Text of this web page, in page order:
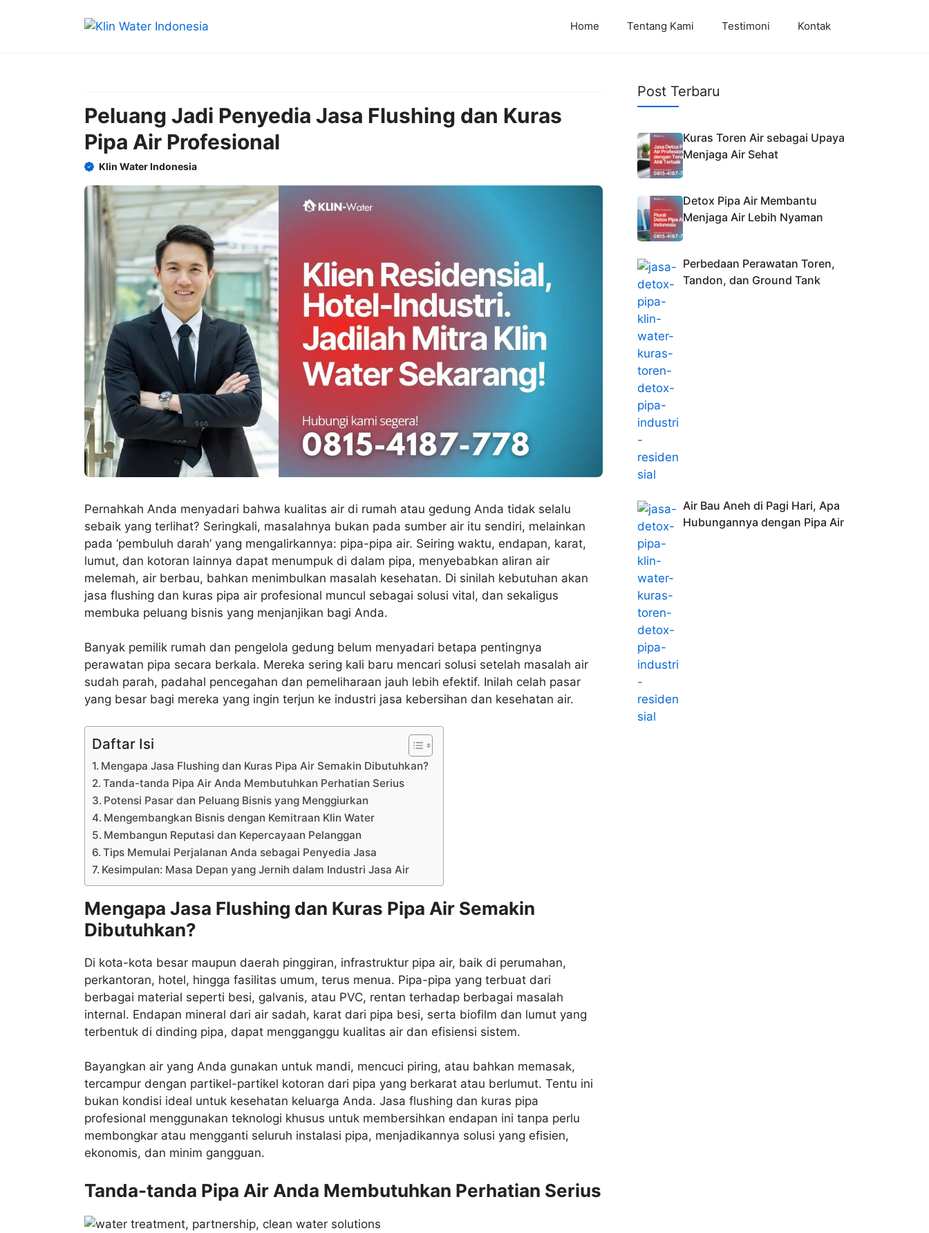
Home Tentang Kami Testimoni Kontak
Peluang Jadi Penyedia Jasa Flushing dan Kuras
Pipa Air Profesional
Klin Water Indonesia
Pernahkah Anda menyadari bahwa kualitas air di rumah atau gedung Anda tidak selalu
sebaik yang terlihat? Seringkali, masalahnya bukan pada sumber air itu sendiri, melainkan
pada ‘pembuluh darah’ yang mengalirkannya: pipa-pipa air. Seiring waktu, endapan, karat,
lumut, dan kotoran lainnya dapat menumpuk di dalam pipa, menyebabkan aliran air
melemah, air berbau, bahkan menimbulkan masalah kesehatan. Di sinilah kebutuhan akan
jasa flushing dan kuras pipa air profesional muncul sebagai solusi vital, dan sekaligus
membuka peluang bisnis yang menjanjikan bagi Anda.
Banyak pemilik rumah dan pengelola gedung belum menyadari betapa pentingnya
perawatan pipa secara berkala. Mereka sering kali baru mencari solusi setelah masalah air
sudah parah, padahal pencegahan dan pemeliharaan jauh lebih efektif. Inilah celah pasar
yang besar bagi mereka yang ingin terjun ke industri jasa kebersihan dan kesehatan air.
Daftar Isi
Mengapa Jasa Flushing dan Kuras Pipa Air Semakin Dibutuhkan?
Tanda-tanda Pipa Air Anda Membutuhkan Perhatian Serius
Potensi Pasar dan Peluang Bisnis yang Menggiurkan
Mengembangkan Bisnis dengan Kemitraan Klin Water
Membangun Reputasi dan Kepercayaan Pelanggan
Tips Memulai Perjalanan Anda sebagai Penyedia Jasa
Kesimpulan: Masa Depan yang Jernih dalam Industri Jasa Air
Mengapa Jasa Flushing dan Kuras Pipa Air Semakin
Dibutuhkan?
Di kota-kota besar maupun daerah pinggiran, infrastruktur pipa air, baik di perumahan,
perkantoran, hotel, hingga fasilitas umum, terus menua. Pipa-pipa yang terbuat dari
berbagai material seperti besi, galvanis, atau PVC, rentan terhadap berbagai masalah
internal. Endapan mineral dari air sadah, karat dari pipa besi, serta biofilm dan lumut yang
terbentuk di dinding pipa, dapat mengganggu kualitas air dan efisiensi sistem.
Bayangkan air yang Anda gunakan untuk mandi, mencuci piring, atau bahkan memasak,
tercampur dengan partikel-partikel kotoran dari pipa yang berkarat atau berlumut. Tentu ini
bukan kondisi ideal untuk kesehatan keluarga Anda. Jasa flushing dan kuras pipa
profesional menggunakan teknologi khusus untuk membersihkan endapan ini tanpa perlu
membongkar atau mengganti seluruh instalasi pipa, menjadikannya solusi yang efisien,
ekonomis, dan minim gangguan.
Tanda-tanda Pipa Air Anda Membutuhkan Perhatian Serius
Post Terbaru
Kuras Toren Air sebagai Upaya
Menjaga Air Sehat
Detox Pipa Air Membantu
Menjaga Air Lebih Nyaman
Perbedaan Perawatan Toren,
Tandon, dan Ground Tank
Air Bau Aneh di Pagi Hari, Apa
Hubungannya dengan Pipa Air